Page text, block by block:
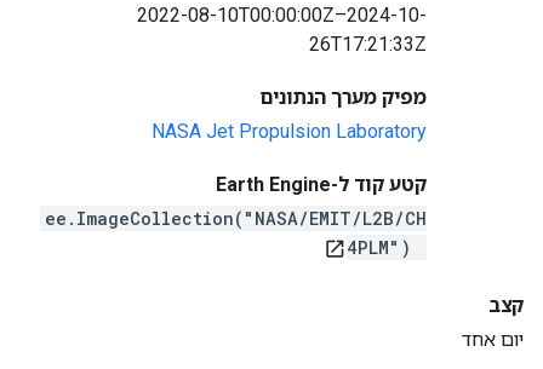
2022-08-10T00:00:00Z–2024-10-
26T17:21:33Z
מפיק מערך הנתונים
NASA Jet Propulsion Laboratory
קטע קוד ל-Earth Engine
ee.ImageCollection("NASA/EMIT/L2B/CH
4PLM")
open_in_new
קצב
יום אחד